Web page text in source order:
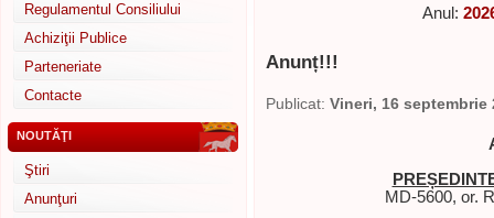
Regulamentul Consiliului
Achiziţii Publice
Parteneriate
Contacte
NOUTĂŢI
Ştiri
Anunţuri
Anul:
Anunț!!!
Publicat: Vineri, 16 septembrie
MD-5600, or.